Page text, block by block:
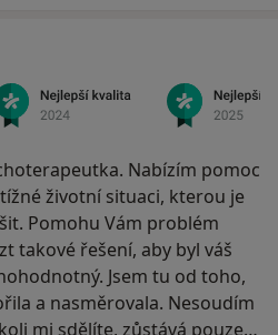
Nabízím pomoc
životní situaci, kterou je
Pomohu Vám problém
takové řešení, aby byl váš
Jsem tu od toho,
a nasměrovala. Nesoudím
mi sdělíte, zůstává pouze